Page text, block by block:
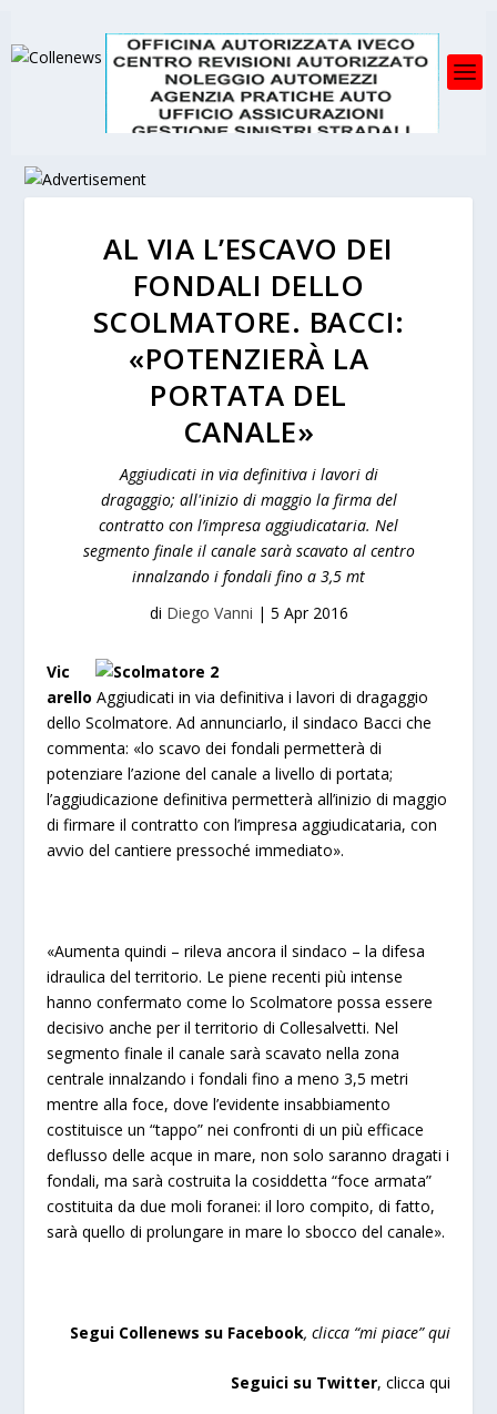
AL VIA L’ESCAVO DEI
FONDALI DELLO
SCOLMATORE. BACCI:
«POTENZIERÀ LA
PORTATA DEL
CANALE»
Aggiudicati in via definitiva i lavori di
dragaggio; all'inizio di maggio la firma del
contratto con l’impresa aggiudicataria. Nel
segmento finale il canale sarà scavato al centro
innalzando i fondali fino a 3,5 mt
di Diego Vanni | 5 Apr 2016
Vic
arelloAggiudicati in via definitiva i lavori di dragaggio
dello Scolmatore.Ad annunciarlo, il sindaco Bacci che
commenta: «lo scavo dei fondali permetterà di
potenziare l’azione del canale a livello di portata;
l’aggiudicazione definitiva permetterà all’inizio di maggio
di firmare il contratto con l’impresa aggiudicataria, con
avvio del cantiere pressoché immediato».
«Aumenta quindi – rileva ancora il sindaco – la difesa
idraulica del territorio. Le piene recenti più intense
hanno confermato come lo Scolmatore possa essere
decisivo anche per il territorio di Collesalvetti. Nel
segmento finale il canale sarà scavato nella zona
centrale innalzando i fondali fino a meno 3,5 metri
mentre alla foce, dove l’evidente insabbiamento
costituisce un “tappo” nei confronti di un più efficace
deflusso delle acque in mare, non solo saranno dragati i
fondali, ma sarà costruita la cosiddetta “foce armata”
costituita da due moli foranei: il loro compito, di fatto,
sarà quello di prolungare in mare lo sbocco del canale».
Segui Collenews su Facebook, clicca “mi piace”qui
Seguici su Twitter, clicca qui